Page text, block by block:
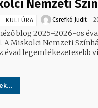
Nemzeti
KULTÚRA Csrefkó Judit
blog 2025–2026-os
A Miskolci Nemzeti
évad legemlékezetesebb